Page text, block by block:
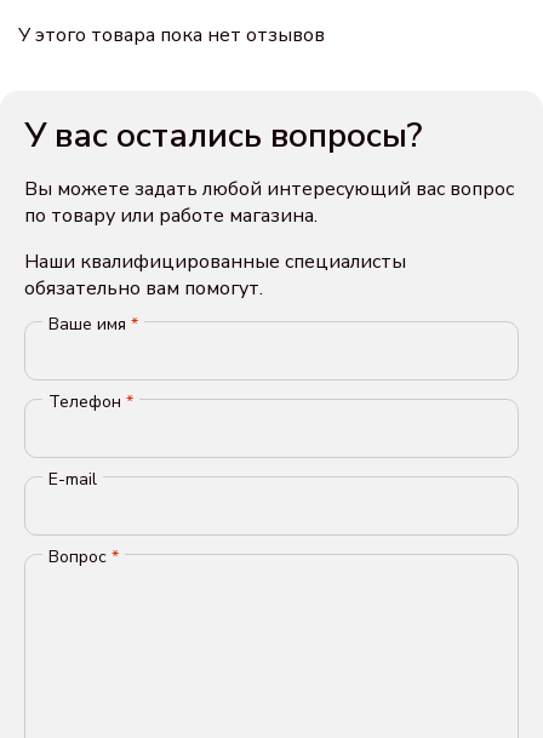
У этого товара пока нет отзывов
У вас остались вопросы?
Вы можете задать любой интересующий вас вопрос
по товару или работе магазина.
Наши квалифицированные специалисты
обязательно вам помогут.
Ваше имя *
Телефон *
E-mail
Вопрос *